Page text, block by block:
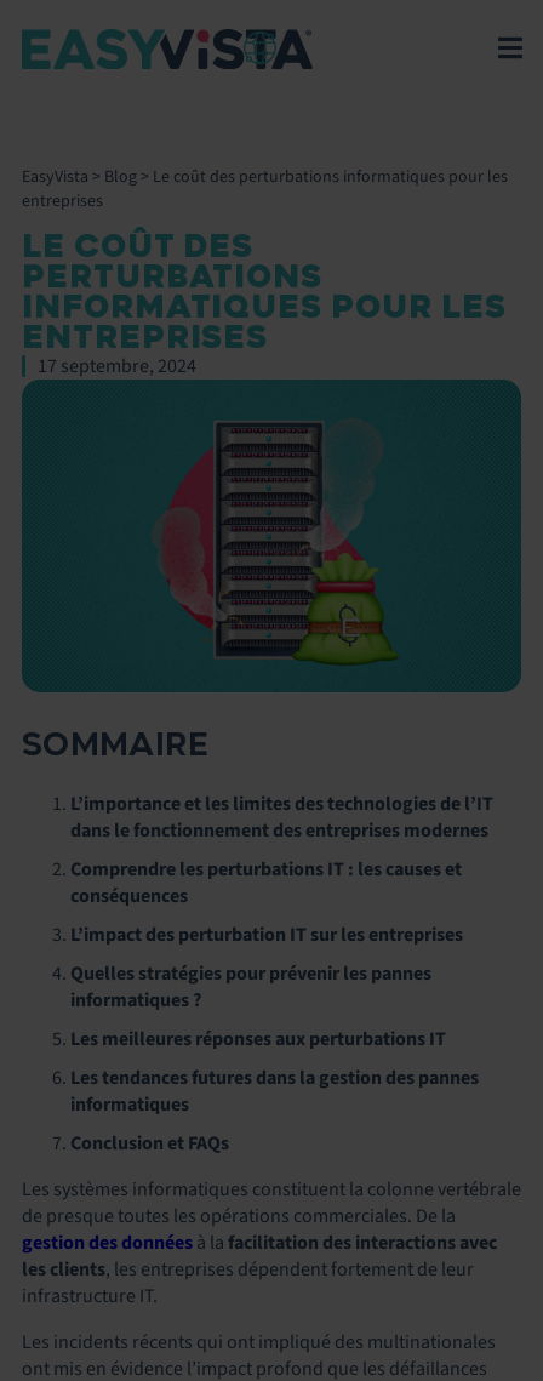
EasyVista > Blog> Le coût des perturbations informatiques pour les
entreprises
LE COÛT DES
PERTURBATIONS
INFORMATIQUES POUR LES
ENTREPRISES
17 septembre, 2024
SOMMAIRE
L’importance et les limites des technologies de l’IT
dans le fonctionnement des entreprises modernes
Comprendre les perturbations IT : les causes et
conséquences
L’impact des perturbation IT sur les entreprises
Quelles stratégies pour prévenir les pannes
informatiques ?
Les meilleures réponses aux perturbations IT
Les tendances futures dans la gestion des pannes
informatiques
Conclusion et FAQs
Les systèmes informatiques constituent la colonne vertébrale
de presque toutes les opérations commerciales. De la
gestion des donnéesà lafacilitation des interactions avec
les clients, les entreprises dépendent fortement de leur
infrastructure IT.
Les incidents récents qui ont impliqué des multinationales
ont mis en évidence l’impact profond que les défaillances